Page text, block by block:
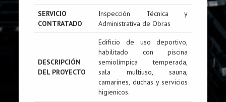
SERVICIO
CONTRATADO
Inspección Técnica y
Administrativa de Obras
DESCRIPCIÓN
DEL PROYECTO
Edificio de uso deportivo,
habilitado con piscina
semiolímpica temperada,
sala multiuso, sauna,
camarines, duchas y servicios
higienicos.